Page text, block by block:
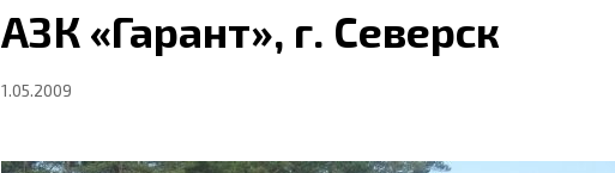
АЗК «Гарант», г. Северск
1.05.2009